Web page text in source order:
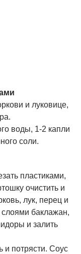
и луковице,
воды, 1-2 капли
соли.
пластиками,
очистить и
лук, перец и
баклажан,
и залить
и потрясти. Соус